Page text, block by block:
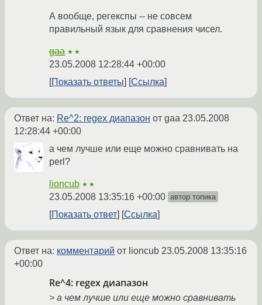
А вообще, регекспы -- не совсем
правильный язык для сравнения чисел.
gaa ★★
23.05.2008 12:28:44 +00:00
Показать ответы
Ссылка
Ответ на: Re^2: regex диапазон от gaa 23.05.2008
12:28:44 +00:00
а чем лучше или еще можно сравнивать на
perl?
lioncub ★★
23.05.2008 13:35:16 +00:00 автор топика
Показать ответ Ссылка
Ответ на: комментарий от lioncub 23.05.2008 13:35:16
+00:00
Re^4: regex диапазон
> а чем лучше или еще можно сравнивать